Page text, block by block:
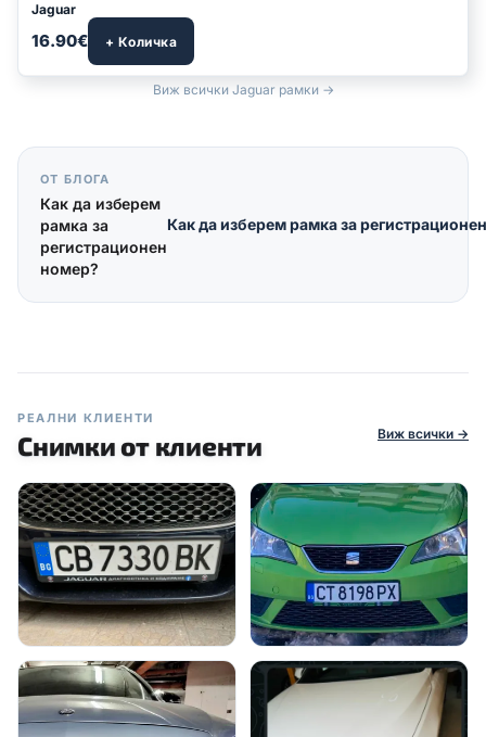
Jaguar
16.90€ + Количка
Виж всички Jaguar рамки →
ОТ БЛОГА
Как да изберем
рамка за
регистрационен
номер?
Как да изберем рамка за
РЕАЛНИ КЛИЕНТИ
Снимки от клиенти Виж всички →